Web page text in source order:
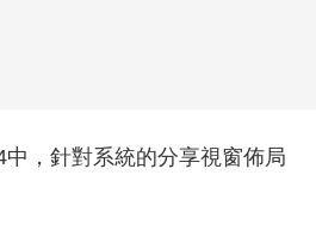
，針對系統的分享視窗佈局